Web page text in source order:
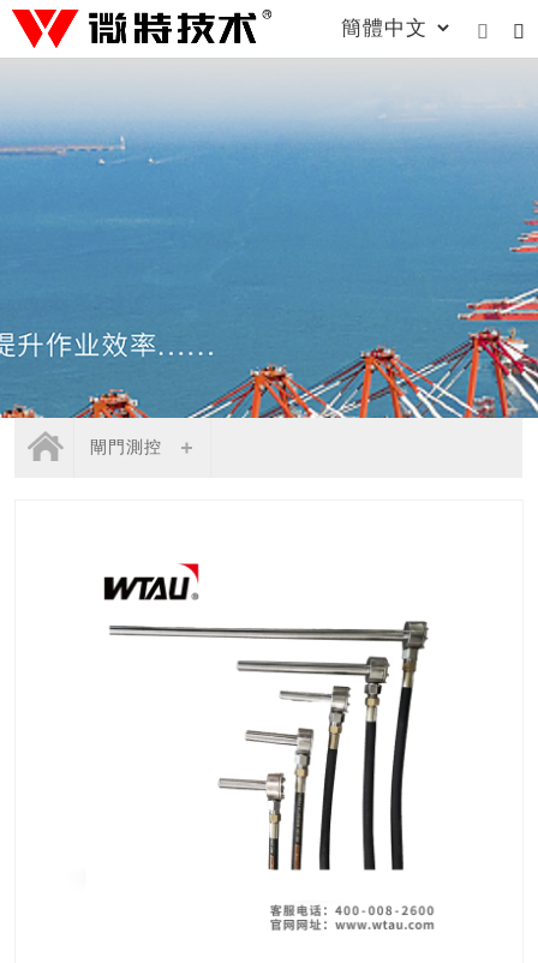


閘門測控